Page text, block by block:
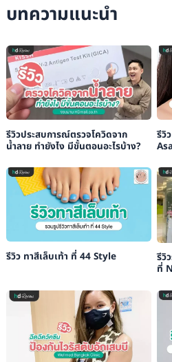
บทความแนะนำ
รีวิวประสบการณ์ตรวจโควิดจาก
น้ำลาย ทำยังไง มีขั้นตอนอะไรบ้าง?
รีวิ
รีวิว ทาสีเล็บเท้า ที่ 44 Style
รีวิ
ที่